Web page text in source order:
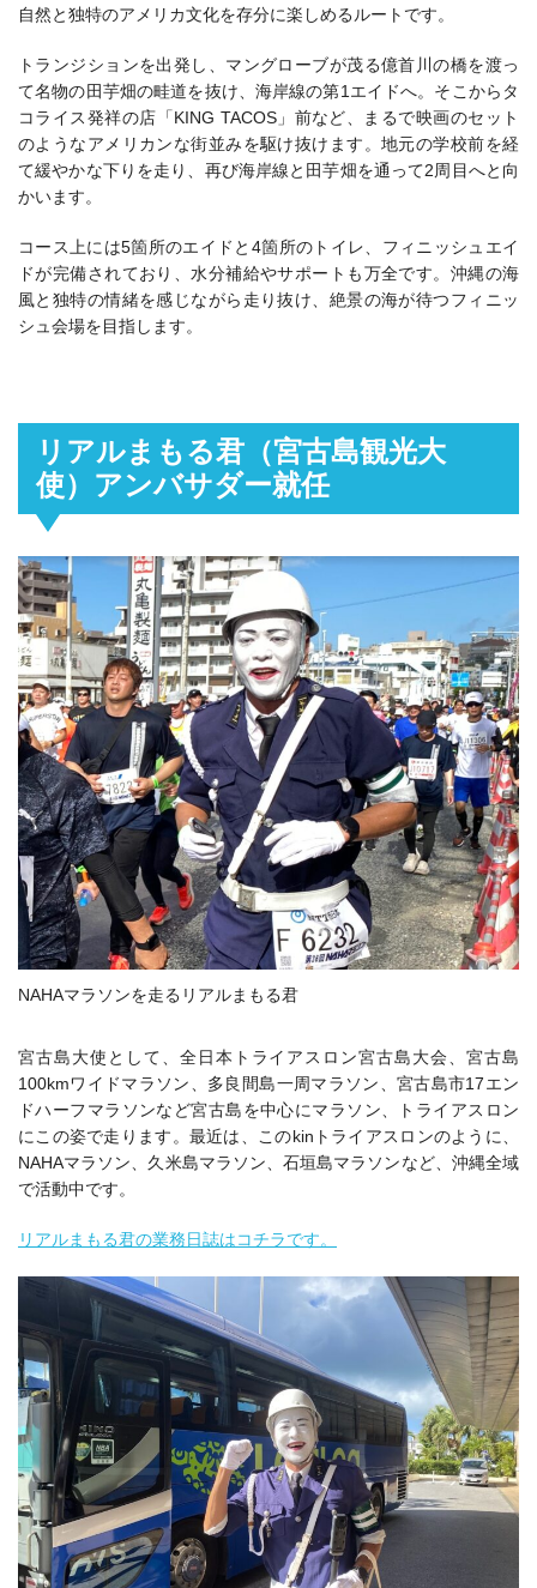
自然と独特のアメリカ文化を存分に楽しめるルートです。
トランジションを出発し、マングローブが茂る億首川の橋を渡っ
て名物の田芋畑の畦道を抜け、海岸線の第1エイドへ。そこからタ
コライス発祥の店「KING TACOS」前など、まるで映画のセット
のようなアメリカンな街並みを駆け抜けます。地元の学校前を経
て緩やかな下りを走り、再び海岸線と田芋畑を通って2周目へと向
かいます。
コース上には5箇所のエイドと4箇所のトイレ、フィニッシュエイ
ドが完備されており、水分補給やサポートも万全です。沖縄の海
風と独特の情緒を感じながら走り抜け、絶景の海が待つフィニッ
シュ会場を目指します。
リアルまもる君（宮古島観光大
使）アンバサダー就任
NAHAマラソンを走るリアルまもる君
宮古島大使として、全日本トライアスロン宮古島大会、宮古島
100kmワイドマラソン、多良間島一周マラソン、宮古島市17エン
ドハーフマラソンなど宮古島を中心にマラソン、トライアスロン
にこの姿で走ります。最近は、このkinトライアスロンのように、
NAHAマラソン、久米島マラソン、石垣島マラソンなど、沖縄全域
で活動中です。
リアルまもる君の業務日誌はコチラです。